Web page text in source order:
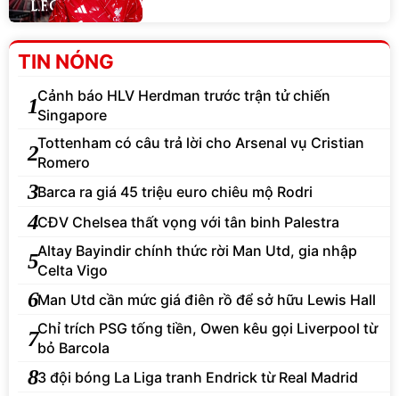
TIN NÓNG
1Cảnh báo HLV Herdman trước trận tử chiến
Singapore
2Tottenham có câu trả lời cho Arsenal vụ Cristian
Romero
3Barca ra giá 45 triệu euro chiêu mộ Rodri
4CĐV Chelsea thất vọng với tân binh Palestra
5Altay Bayindir chính thức rời Man Utd, gia nhập
Celta Vigo
6Man Utd cần mức giá điên rồ để sở hữu Lewis Hall
7Chỉ trích PSG tống tiền, Owen kêu gọi Liverpool từ
bỏ Barcola
83 đội bóng La Liga tranh Endrick từ Real Madrid